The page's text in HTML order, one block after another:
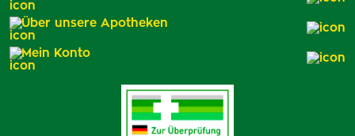
Über unsere Apotheken
Mein Konto